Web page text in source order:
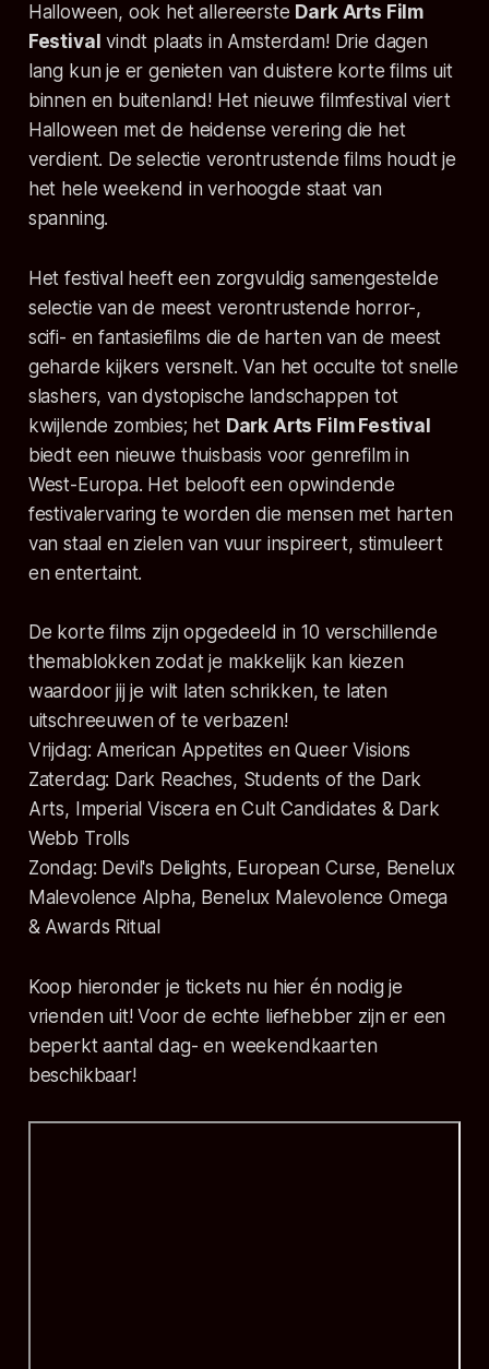
Halloween, ook het allereerste Dark Arts Film
Festival vindt plaats in Amsterdam! Drie dagen
lang kun je er genieten van duistere korte films uit
binnen en buitenland! Het nieuwe filmfestival viert
Halloween met de heidense verering die het
verdient. De selectie verontrustende films houdt je
het hele weekend in verhoogde staat van
spanning.
Het festival heeft een zorgvuldig samengestelde
selectie van de meest verontrustende horror-,
scifi- en fantasiefilms die de harten van de meest
geharde kijkers versnelt. Van het occulte tot snelle
slashers, van dystopische landschappen tot
kwijlende zombies; het Dark Arts Film Festival
biedt een nieuwe thuisbasis voor genrefilm in
West-Europa. Het belooft een opwindende
festivalervaring te worden die mensen met harten
van staal en zielen van vuur inspireert, stimuleert
en entertaint.
De korte films zijn opgedeeld in 10 verschillende
themablokken zodat je makkelijk kan kiezen
waardoor jij je wilt laten schrikken, te laten
uitschreeuwen of te verbazen!
Vrijdag: American Appetites en Queer Visions
Zaterdag: Dark Reaches, Students of the Dark
Arts, Imperial Viscera en Cult Candidates & Dark
Webb Trolls
Zondag: Devil's Delights, European Curse, Benelux
Malevolence Alpha, Benelux Malevolence Omega
& Awards Ritual
Koop hieronder je tickets nu hier én nodig je
vrienden uit! Voor de echte liefhebber zijn er een
beperkt aantal dag- en weekendkaarten
beschikbaar!